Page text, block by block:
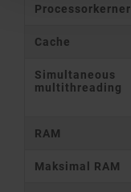
Processorkerner
Cache
Simultaneous
multithreading
RAM
Maksimal RAM